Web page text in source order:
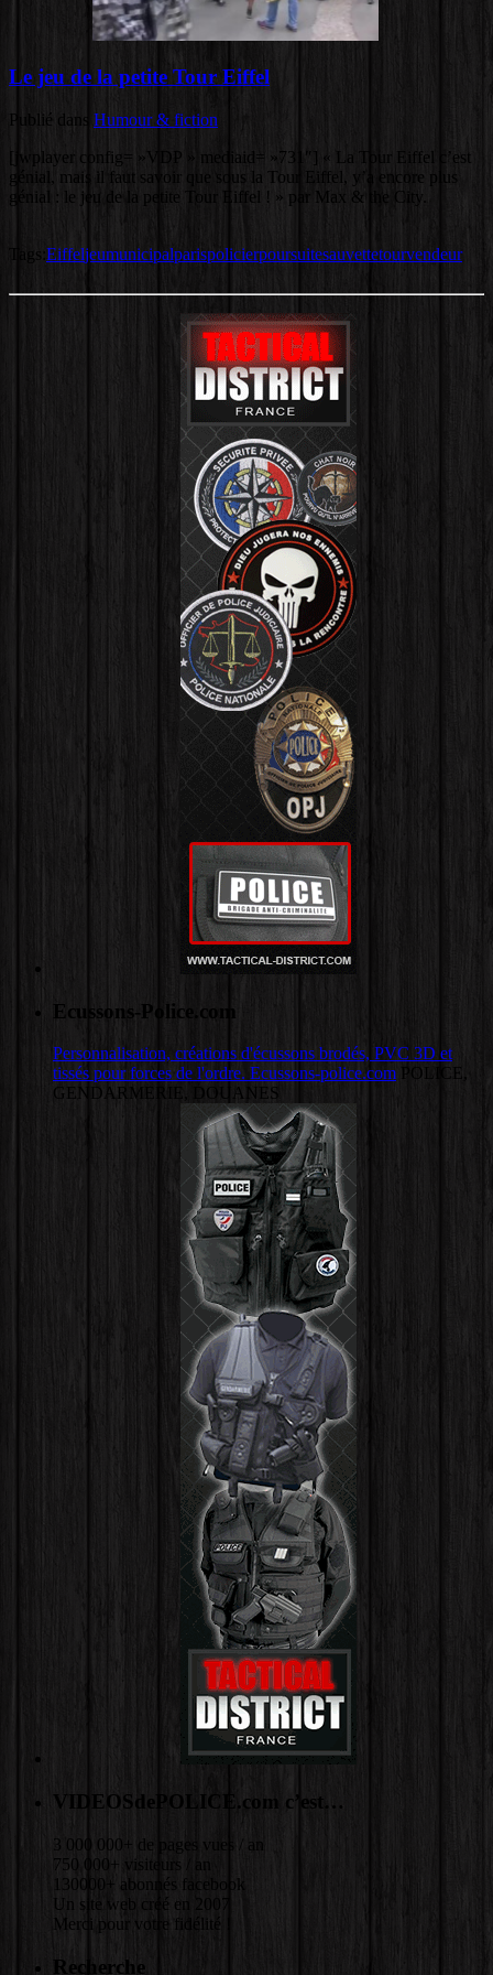
Le jeu de la petite Tour Eiffel
Publié dans Humour & fiction
[jwplayer config= »VDP » mediaid= »731″] « La Tour Eiffel c’est
génial, mais il faut savoir que sous la Tour Eiffel, y’a encore plus
génial : le jeu de la petite Tour Eiffel ! » par Max & the City.
Tags: Eiffeljeumunicipalparispolicierpoursuitesauvettetourvendeur
Ecussons-Police.com
Personnalisation, créations d'écussons brodés, PVC 3D et
tissés pour forces de l'ordre. Ecussons-police.com POLICE,
GENDARMERIE, DOUANES
VIDEOSdePOLICE.com c’est…
3 000 000+ de pages vues / an
750 000+ visiteurs / an
130000+ abonnés facebook
Un site web créé en 2007
Merci pour votre fidélité !
Recherche